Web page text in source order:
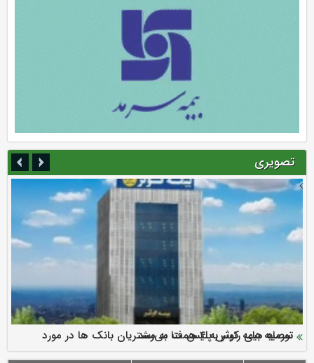
تصویری
ارزش سهام عدالت بالا رفت
سرمایه بیمه کوثر به ۴ همت می‌رسد
نود ثانیه با فولاد سنگان
تقدیر دبیرکل سندیکای بیمه گران ایران از اقدامات مدیرعامل بیمه
رازی
توصیه های رئیس پلیس فتا به مشتریان بانک ها در مورد
پیشگیری از سرقت های مجازی